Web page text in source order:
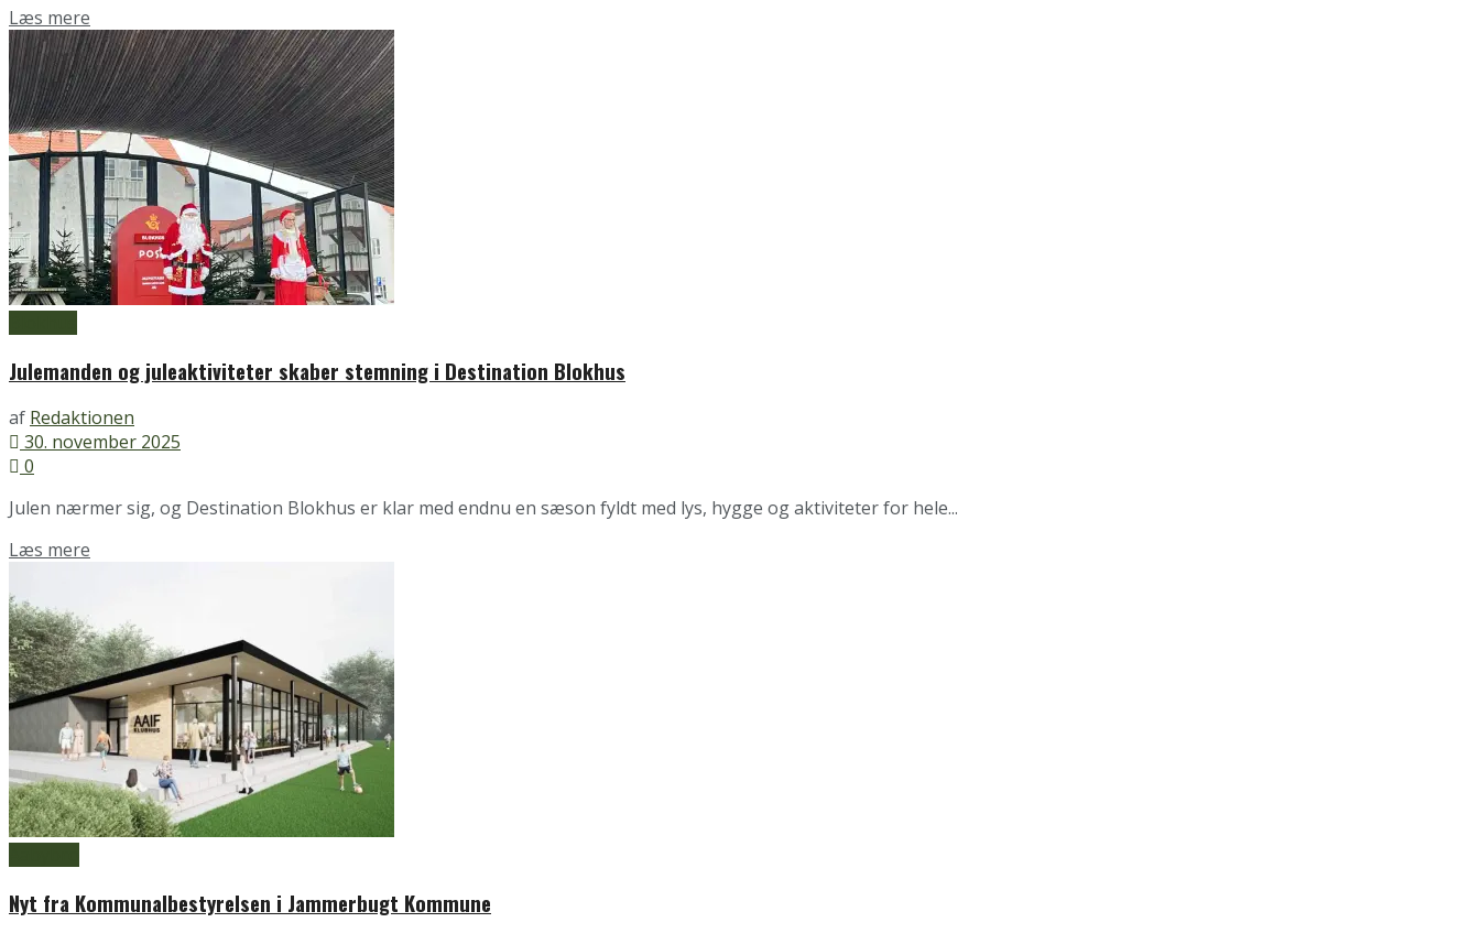
Læs mere
Julemanden og juleaktiviteter skaber stemning i Destination Blokhus
af Redaktionen
30. november 2025
0
Julen nærmer sig, og Destination Blokhus er klar med endnu en sæson fyldt med lys, hygge og aktiviteter for hele...
Læs mere
Nyt fra Kommunalbestyrelsen i Jammerbugt Kommune